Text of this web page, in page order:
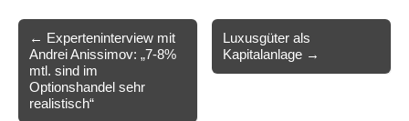
navigation
← Experteninterview mit
Andrei Anissimov: „7-8%
mtl. sind im
Optionshandel sehr
realistisch“
Luxusgüter als
Kapitalanlage →